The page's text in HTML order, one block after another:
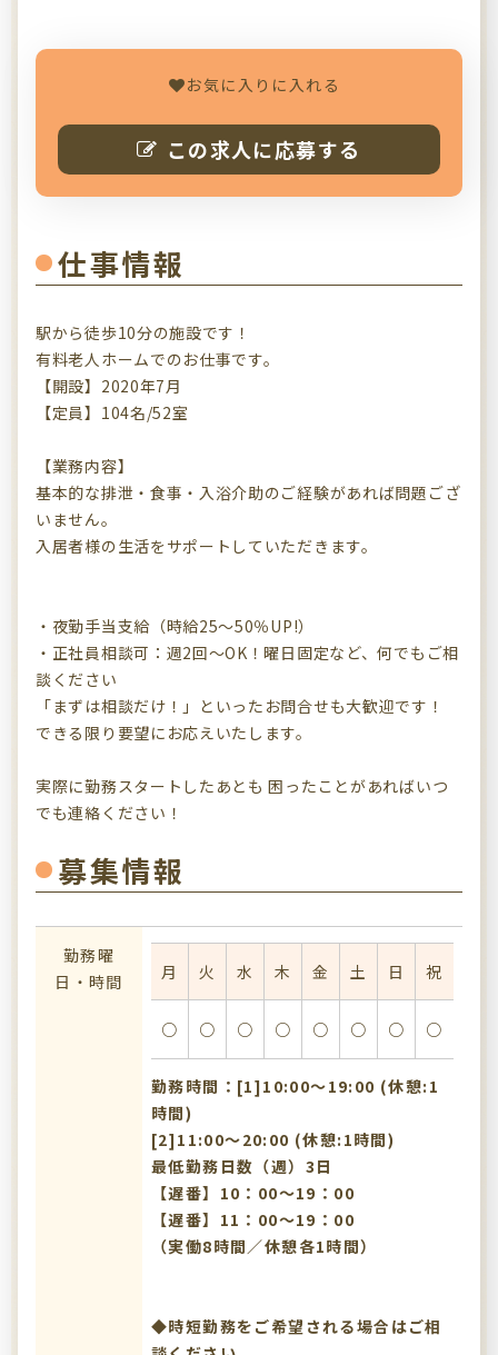
お気に入りに入れる
この求人に応募する
仕事情報
駅から徒歩10分の施設です！
有料老人ホームでのお仕事です。
【開設】2020年7月
【定員】104名/52室
【業務内容】
基本的な排泄・食事・入浴介助のご経験があれば問題ござ
いません。
入居者様の生活をサポートしていただきます。
・夜勤手当支給（時給25～50％UP!）
・正社員相談可：週2回～OK！曜日固定など、何でもご相
談ください
「まずは相談だけ！」といったお問合せも大歓迎です！
できる限り要望にお応えいたします。
実際に勤務スタートしたあとも 困ったことがあればいつ
でも連絡ください！
募集情報
勤務曜
日・時間
月 火 水 木 金 土 日 祝
○ ○ ○ ○ ○ ○ ○ ○
勤務時間：[1]10:00〜19:00 (休憩:1
時間)
[2]11:00〜20:00 (休憩:1時間)
最低勤務日数（週）3日
【遅番】10：00～19：00
【遅番】11：00～19：00
（実働8時間／休憩各1時間）
◆時短勤務をご希望される場合はご相